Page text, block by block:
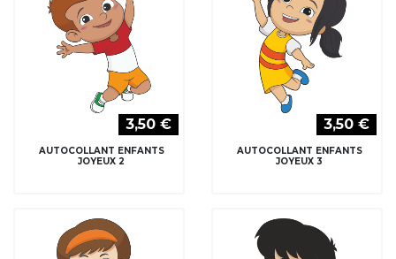
3,50 €
AUTOCOLLANT ENFANTS
JOYEUX 2
3,50 €
AUTOCOLLANT ENFANTS
JOYEUX 3